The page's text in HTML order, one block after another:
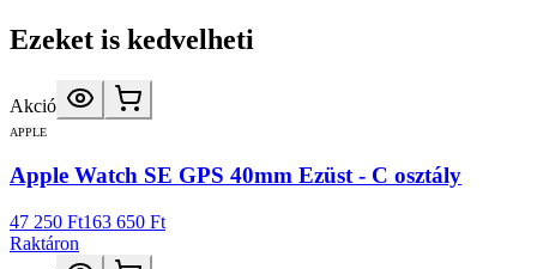
Ezeket is kedvelheti
Akció
APPLE
Apple Watch SE GPS 40mm Ezüst - C osztály
47 250 Ft163 650 Ft
Raktáron